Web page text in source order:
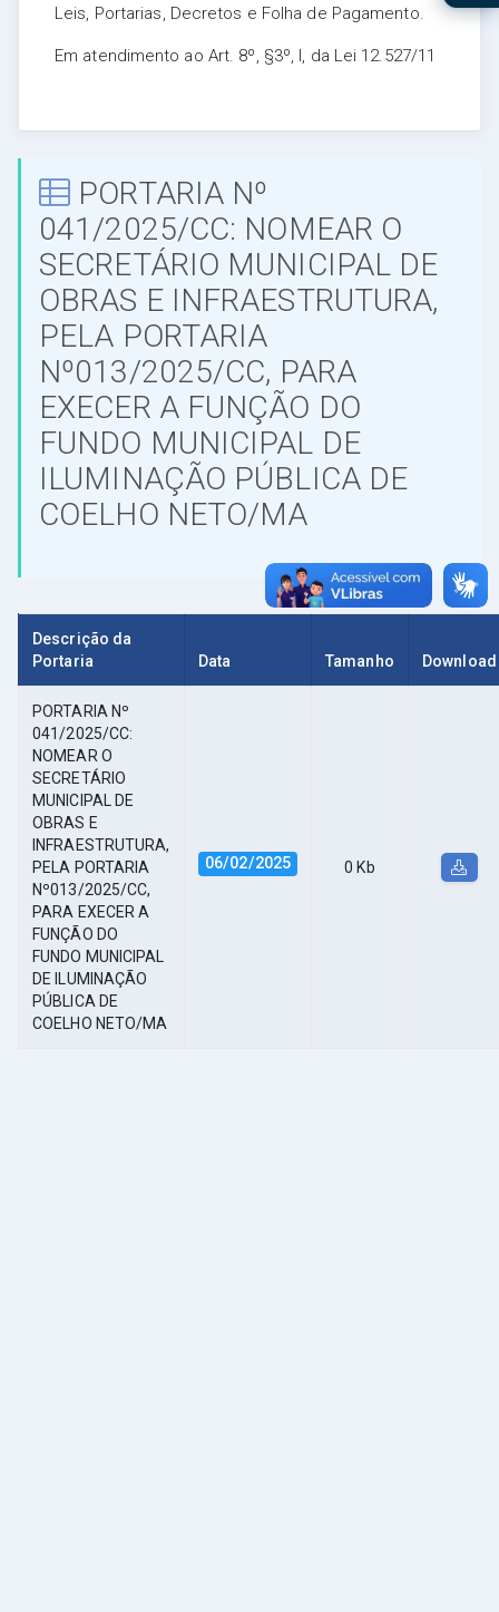
Leis, Portarias, Decretos e Folha de Pagamento.
Em atendimento ao Art. 8º, §3º, I, da Lei 12.527/11
PORTARIA Nº
041/2025/CC: NOMEAR O
SECRETÁRIO MUNICIPAL DE
OBRAS E INFRAESTRUTURA,
PELA PORTARIA
Nº013/2025/CC, PARA
EXECER A FUNÇÃO DO
FUNDO MUNICIPAL DE
ILUMINAÇÃO PÚBLICA DE
COELHO NETO/MA
Descrição da
Portaria
Data Tamanho Download
PORTARIA Nº
041/2025/CC:
NOMEAR O
SECRETÁRIO
MUNICIPAL DE
OBRAS E
INFRAESTRUTURA,
PELA PORTARIA
Nº013/2025/CC,
PARA EXECER A
FUNÇÃO DO
FUNDO MUNICIPAL
DE ILUMINAÇÃO
PÚBLICA DE
COELHO NETO/MA
06/02/2025 0 Kb